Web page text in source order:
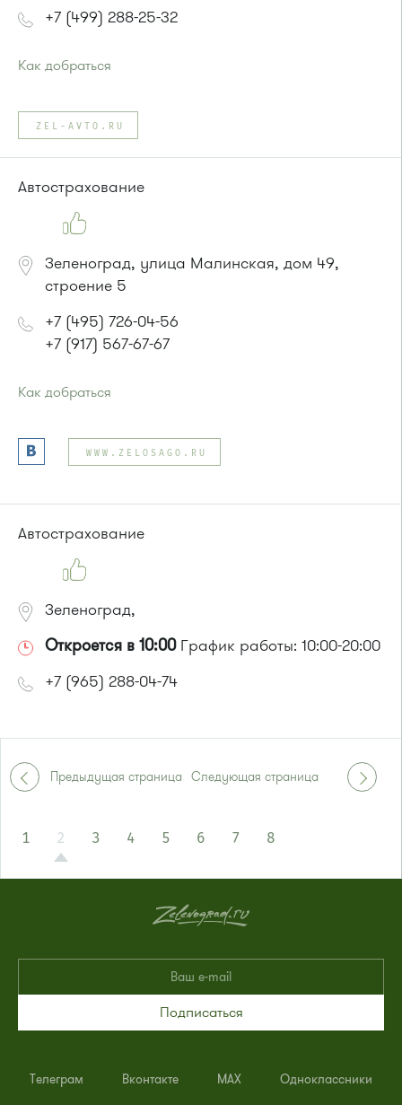
+7 (499) 288-25-32
Как добраться
Автобусы № 1, 2.
или до остановки"Кинологический центр"
Автобус № 7.
ZEL-AVTO.RU
Автострахование
Зеленоград, улица Малинская, дом 49,
строение 5
+7 (495) 726-04-56
+7 (917) 567-67-67
Как добраться
Автобус № 20.
или до остановки"Медведки":
WWW.ZELOSAGO.RU
Автострахование
Зеленоград,
Откроется в 10:00График работы: 10:00-20:00
+7 (965) 288-04-74
Предыдущая страница Следующая страница
1 2 3 4 5 6 7 8
Подписаться
Телеграм Вконтакте MAX Одноклассники